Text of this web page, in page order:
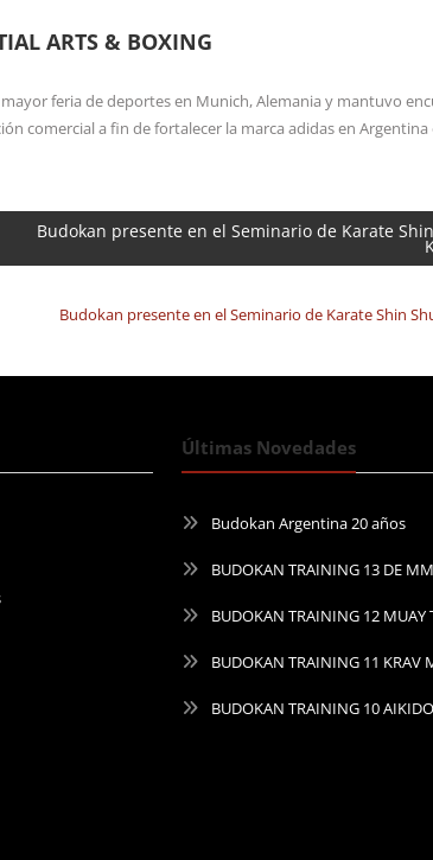
ARTS & BOXING
feria de deportes en Munich, Alemania y mantuvo
comercial a fin de fortalecer la marca adidas en Argentina
Budokan presente en el Seminario de Karate
Budokan presente en el Seminario de Karate Shin
Últimas Novedades
Budokan Argentina 20 años
BUDOKAN TRAINING 13 DE
BUDOKAN TRAINING 12 MUAY
BUDOKAN TRAINING 11 KRAV
BUDOKAN TRAINING 10